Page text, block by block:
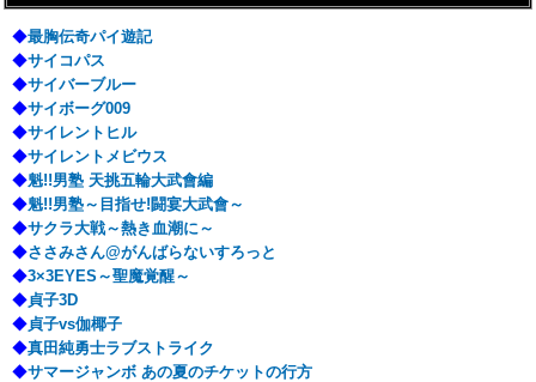
◆最胸伝奇パイ遊記
◆サイコパス
◆サイバーブルー
◆サイボーグ009
◆サイレントヒル
◆サイレントメビウス
◆魁!!男塾 天挑五輪大武會編
◆魁!!男塾～目指せ!闘宴大武會～
◆サクラ大戦～熱き血潮に～
◆ささみさん@がんばらないすろっと
◆3×3EYES～聖魔覚醒～
◆貞子3D
◆貞子vs伽椰子
◆真田純勇士ラブストライク
◆サマージャンボ あの夏のチケットの行方